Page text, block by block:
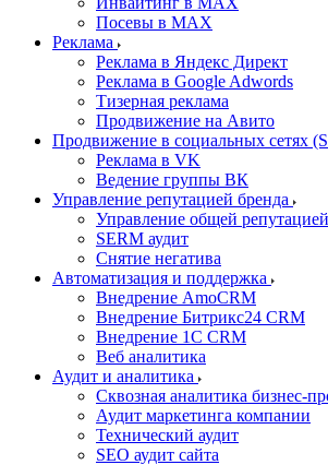
Посевы в MAX
Реклама
Реклама в Яндекс Директ
Реклама в Google Adwords
Тизерная реклама
Продвижение на Авито
Продвижение в социальных сетях
Реклама в VK
Ведение группы ВК
Управление репутацией бренда
Управление общей
SERM аудит
Снятие негатива
Автоматизация и поддержка
Внедрение AmoCRM
Внедрение Битрикс24 CRM
Внедрение 1C CRM
Веб аналитика
Аудит и аналитика
Сквозная аналитика бизнес-
Аудит маркетинга компании
Технический аудит
SEO аудит сайта